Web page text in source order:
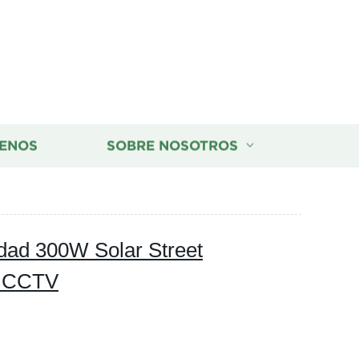
SOBRE NOSOTROS
300W Solar Street